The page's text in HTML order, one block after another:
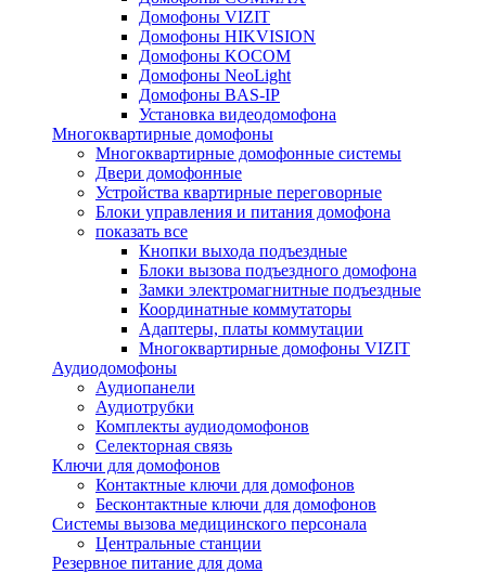
Домофоны VIZIT
Домофоны HIKVISION
Домофоны KOCOM
Домофоны NeoLight
Домофоны BAS-IP
Установка видеодомофона
Многоквартирные домофоны
Многоквартирные домофонные системы
Двери домофонные
Устройства квартирные переговорные
Блоки управления и питания домофона
показать все
Кнопки выхода подъездные
Блоки вызова подъездного домофона
Замки электромагнитные подъездные
Координатные коммутаторы
Адаптеры, платы коммутации
Многоквартирные домофоны VIZIT
Аудиодомофоны
Аудиопанели
Аудиотрубки
Комплекты аудиодомофонов
Селекторная связь
Ключи для домофонов
Контактные ключи для домофонов
Бесконтактные ключи для домофонов
Системы вызова медицинского персонала
Центральные станции
Резервное питание для дома